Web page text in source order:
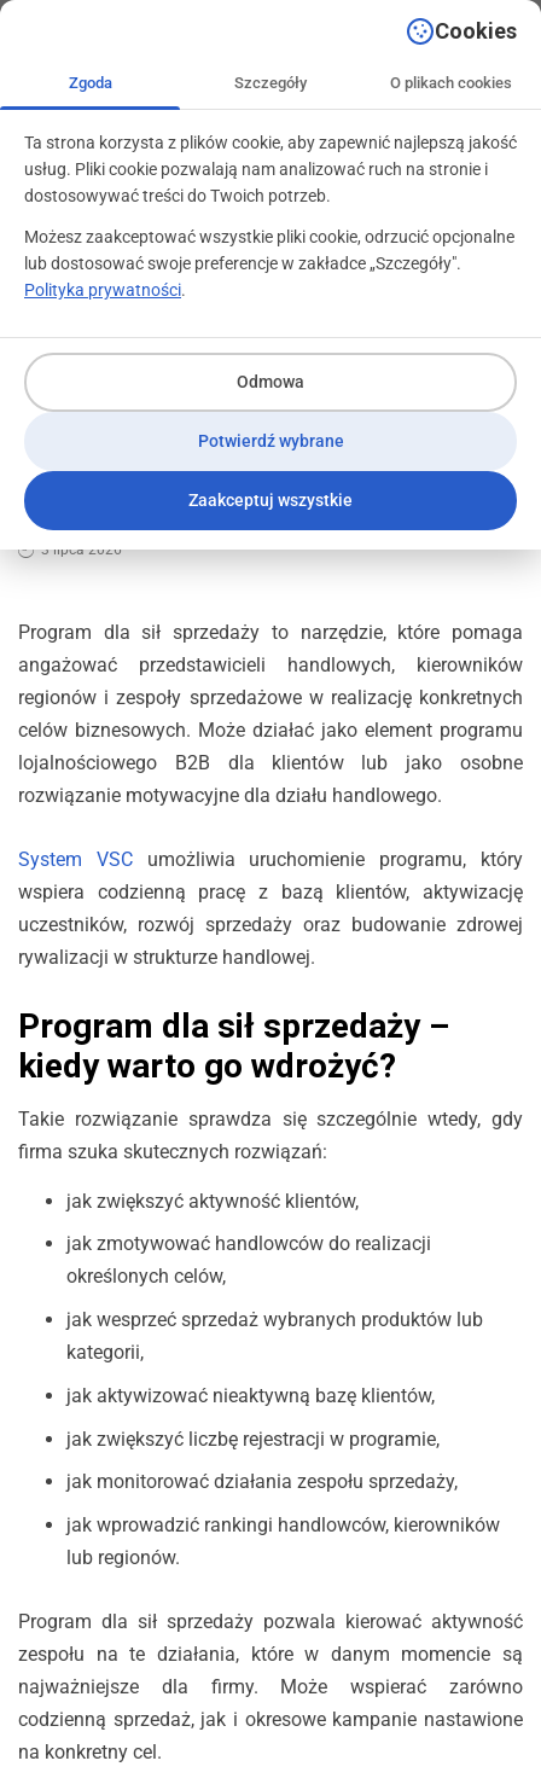
kontakt@programylojalnosciowe.pl
Program dla sił sprzedaży –
skuteczne wsparcie
handlowców, kierowników
regionów i sprzedaży B2B
3 lipca 2026
Program dla sił sprzedaży to narzędzie, które pomaga
angażować przedstawicieli handlowych, kierowników
regionów i zespoły sprzedażowe w realizację konkretnych
celów biznesowych. Może działać jako element programu
lojalnościowego B2B dla klientów lub jako osobne
rozwiązanie motywacyjne dla działu handlowego.
System VSCumożliwia uruchomienie programu, który
wspiera codzienną pracę z bazą klientów, aktywizację
uczestników, rozwój sprzedaży oraz budowanie zdrowej
rywalizacji w strukturze handlowej.
Program dla sił sprzedaży –
kiedy warto go wdrożyć?
Takie rozwiązanie sprawdza się szczególnie wtedy, gdy
firma szuka skutecznych rozwiązań:
jak zwiększyć aktywność klientów,
jak zmotywować handlowców do realizacji
określonych celów,
jak wesprzeć sprzedaż wybranych produktów lub
kategorii,
jak aktywizować nieaktywną bazę klientów,
jak zwiększyć liczbę rejestracji w programie,
jak monitorować działania zespołu sprzedaży,
jak wprowadzić rankingi handlowców, kierowników
lub regionów.
Program dla sił sprzedaży pozwala kierować aktywność
zespołu na te działania, które w danym momencie są
najważniejsze dla firmy. Może wspierać zarówno
codzienną sprzedaż, jak i okresowe kampanie nastawione
na konkretny cel.
Cookies
Zgoda Szczegóły O plikach cookies
Ta strona korzysta z plików cookie, aby zapewnić najlepszą jakość
usług. Pliki cookie pozwalają nam analizować ruch na stronie i
dostosowywać treści do Twoich potrzeb.
Możesz zaakceptować wszystkie pliki cookie, odrzucić opcjonalne
lub dostosować swoje preferencje w zakładce „Szczegóły".
Polityka prywatności.
Odmowa
Potwierdź wybrane
Zaakceptuj wszystkie